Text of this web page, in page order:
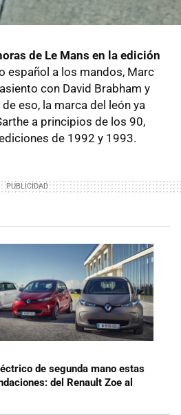
de Le Mans en la edición
español a los mandos, Marc
con David Brabham y
eso, la marca del león ya
a principios de los 90,
de 1992 y 1993.
de segunda mano estas
del Renault Zoe al